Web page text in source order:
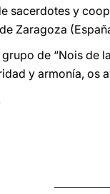
sacerdotes y
Zaragoza
de “Nois de
y armonía, os